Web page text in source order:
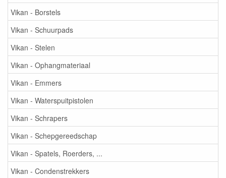
Vikan - Borstels
Vikan - Schuurpads
Vikan - Stelen
Vikan - Ophangmateriaal
Vikan - Emmers
Vikan - Waterspuitpistolen
Vikan - Schrapers
Vikan - Schepgereedschap
Vikan - Spatels, Roerders, ...
Vikan - Condenstrekkers